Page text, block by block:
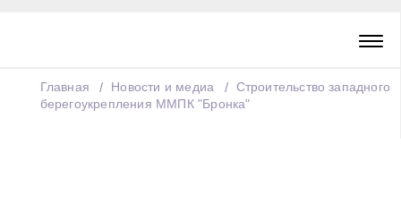
Главная Новости и медиа
Строительство западного
берегоукрепления ММПК "Бронка"